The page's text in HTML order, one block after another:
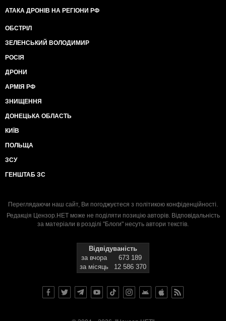
АТАКА ДРОНІВ НА РЕГІОНИ РФ
ОБСТРІЛ
ЗЕЛЕНСЬКИЙ ВОЛОДИМИР
РОСІЯ
ДРОНИ
АРМІЯ РФ
ЗНИЩЕННЯ
ДОНЕЦЬКА ОБЛАСТЬ
КИЇВ
ПОЛЬЩА
ЗСУ
ГЕНШТАБ ЗС
Переглядаючи наш сайт, Ви погоджуєтеся з політикою конфіденційності.
Редакція Цензор.НЕТ може не поділяти позицію авторів. Відповідальність
за матеріали в розділі "Блоги" несуть автори текстів.
Відвідуваність
за вчора
673 189
за місяць
12 586 370